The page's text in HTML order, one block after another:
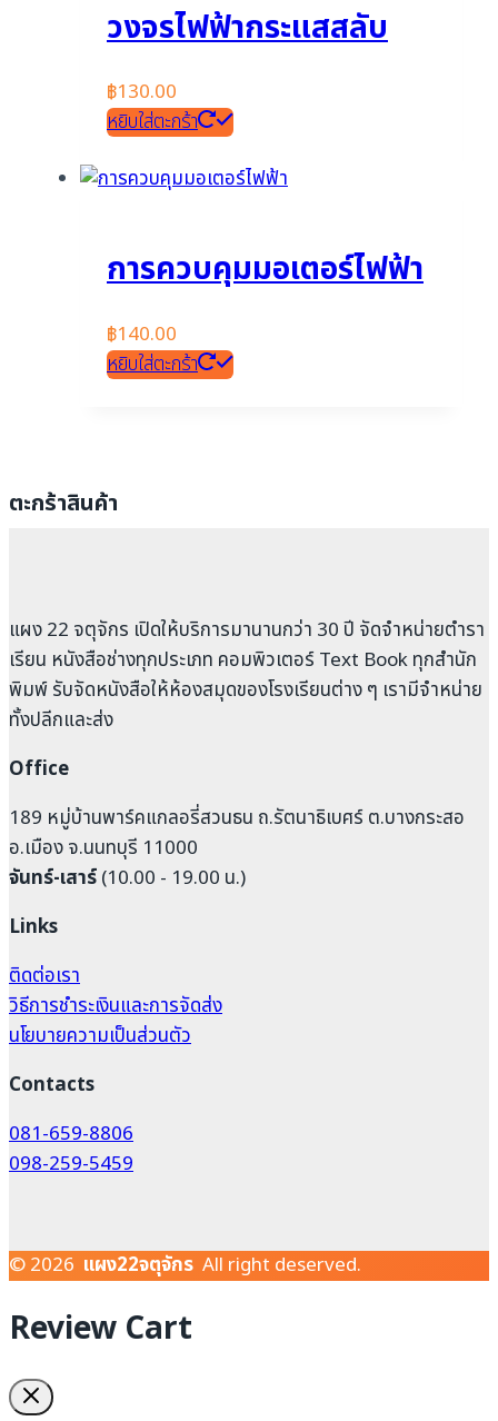
วงจรไฟฟ้ากระแสสลับ
฿130.00
หยิบใส่ตะกร้า
การควบคุมมอเตอร์ไฟฟ้า
฿140.00
หยิบใส่ตะกร้า
ตะกร้าสินค้า
แผง 22 จตุจักร เปิดให้บริการมานานกว่า 30 ปี จัดจำหน่ายตำรา
เรียน หนังสือช่างทุกประเภท คอมพิวเตอร์ Text Book ทุกสำนัก
พิมพ์ รับจัดหนังสือให้ห้องสมุดของโรงเรียนต่าง ๆ เรามีจำหน่าย
ทั้งปลีกและส่ง
Office
189 หมู่บ้านพาร์คแกลอรี่สวนธน ถ.รัตนาธิเบศร์ ต.บางกระสอ
อ.เมือง จ.นนทบุรี 11000
จันทร์-เสาร์(10.00 - 19.00 น.)
Links
ติดต่อเรา
วิธีการชำระเงินและการจัดส่ง
นโยบายความเป็นส่วนตัว
Contacts
081-659-8806
098-259-5459
© 2026 แผง22จตุจักร All right deserved.
Review Cart